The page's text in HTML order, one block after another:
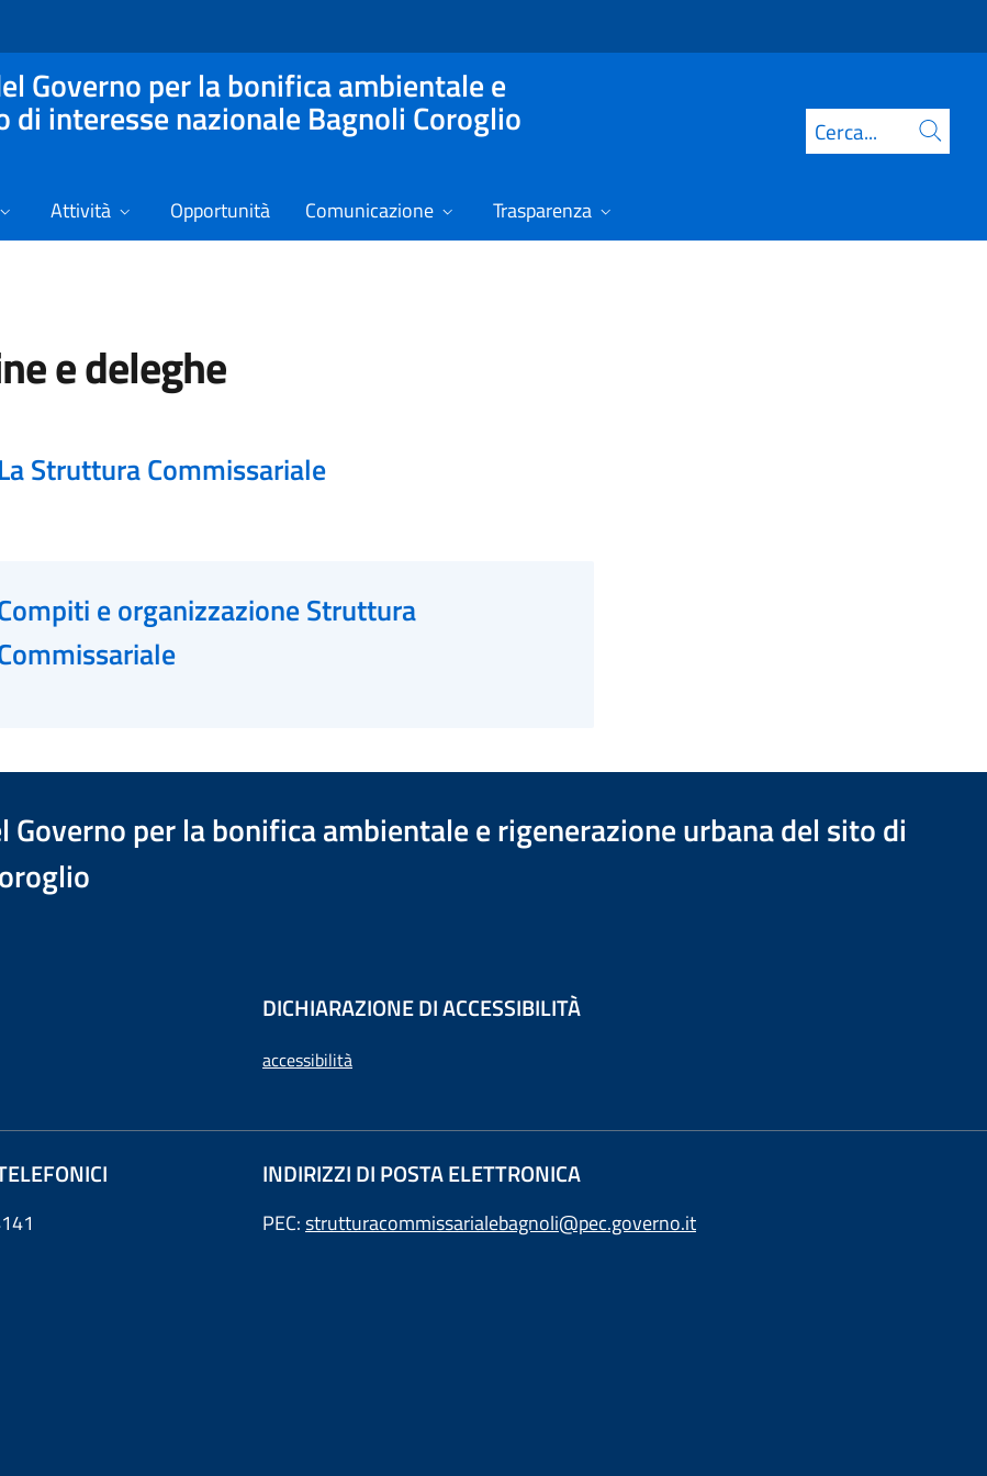
Governo per la bonifica ambientale e
interesse nazionale Bagnoli Coroglio Cerca
Attività Opportunità Comunicazione Trasparenza
e deleghe
La Struttura Commissariale
e organizzazione Struttura
per la bonifica ambientale e rigenerazione urbana del sito di
DICHIARAZIONE DI ACCESSIBILITÀ
accessibilità
INDIRIZZI DI POSTA ELETTRONICA
PEC:strutturacommissarialebagnoli@pec.governo.it